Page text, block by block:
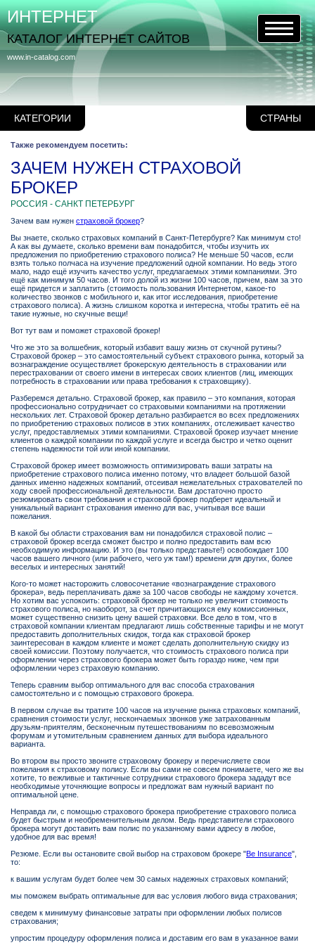
КАТЕГОРИИ СТРАНЫ
www.in-catalog.com
ИНТЕРНЕТ
КАТАЛОГ ИНТЕРНЕТ САЙТОВ
Также рекомендуем посетить:
ЗАЧЕМ НУЖЕН СТРАХОВОЙ
БРОКЕР
РОССИЯ - САНКТ ПЕТЕРБУРГ
Зачем вам нужен страховой брокер?
Вы знаете, сколько страховых компаний в Санкт-Петербурге? Как минимум сто!
А как вы думаете, сколько времени вам понадобится, чтобы изучить их
предложения по приобретению страхового полиса? Не меньше 50 часов, если
взять только полчаса на изучение предложений одной компании. Но ведь этого
мало, надо ещё изучить качество услуг, предлагаемых этими компаниями. Это
ещё как минимум 50 часов. И того долой из жизни 100 часов, причем, вам за это
ещё придется и заплатить (стоимость пользования Интернетом, какое-то
количество звонков с мобильного и, как итог исследования, приобретение
страхового полиса). А жизнь слишком коротка и интересна, чтобы тратить её на
такие нужные, но скучные вещи!
Вот тут вам и поможет страховой брокер!
Что же это за волшебник, который избавит вашу жизнь от скучной рутины?
Страховой брокер – это самостоятельный субъект страхового рынка, который за
вознаграждение осуществляет брокерскую деятельность в страховании или
перестраховании от своего имени в интересах своих клиентов (лиц, имеющих
потребность в страховании или права требования к страховщику).
Разберемся детально. Страховой брокер, как правило – это компания, которая
профессионально сотрудничает со страховыми компаниями на протяжении
нескольких лет. Страховой брокер детально разбирается во всех предложениях
по приобретению страховых полисов в этих компаниях, отслеживает качество
услуг, предоставляемых этими компаниями. Страховой брокер изучает мнение
клиентов о каждой компании по каждой услуге и всегда быстро и четко оценит
степень надежности той или иной компании.
Страховой брокер имеет возможность оптимизировать ваши затраты на
приобретение страхового полиса именно потому, что владеет большой базой
данных именно надежных компаний, отсеивая нежелательных страхователей по
ходу своей профессиональной деятельности. Вам достаточно просто
резюмировать свои требования и страховой брокер подберет идеальный и
уникальный вариант страхования именно для вас, учитывая все ваши
пожелания.
В какой бы области страхования вам ни понадобился страховой полис –
страховой брокер всегда сможет быстро и полно предоставить вам всю
необходимую информацию. И это (вы только представьте!) освобождает 100
часов вашего личного (или рабочего, чего уж там!) времени для других, более
веселых и интересных занятий!
Кого-то может насторожить словосочетание «вознаграждение страхового
брокера», ведь переплачивать даже за 100 часов свободы не каждому хочется.
Но хотим вас успокоить: страховой брокер не только не увеличит стоимость
страхового полиса, но наоборот, за счет причитающихся ему комиссионных,
может существенно снизить цену вашей страховки. Все дело в том, что в
страховой компании клиентам предлагают лишь собственные тарифы и не могут
предоставить дополнительных скидок, тогда как страховой брокер
заинтересован в каждом клиенте и может сделать дополнительную скидку из
своей комиссии. Поэтому получается, что стоимость страхового полиса при
оформлении через страхового брокера может быть гораздо ниже, чем при
оформлении через страховую компанию.
Теперь сравним выбор оптимального для вас способа страхования
самостоятельно и с помощью страхового брокера.
В первом случае вы тратите 100 часов на изучение рынка страховых компаний,
сравнения стоимости услуг, нескончаемых звонков уже затрахованным
друзьям-приятелям, бесконечным путешествованиям по всевозможным
форумам и утомительным сравнением данных для выбора идеального
варианта.
Во втором вы просто звоните страховому брокеру и перечисляете свои
пожелания к страховому полису. Если вы сами не совсем понимаете, чего же вы
хотите, то вежливые и тактичные сотрудники страхового брокера зададут все
необходимые уточняющие вопросы и предложат вам нужный вариант по
оптимальной цене.
Неправда ли, с помощью страхового брокера приобретение страхового полиса
будет быстрым и необременительным делом. Ведь представители страхового
брокера могут доставить вам полис по указанному вами адресу в любое,
удобное для вас время!
Резюме. Если вы остановите свой выбор на страховом брокере "Be Insurance",
то:
к вашим услугам будет более чем 30 самых надежных страховых компаний;
мы поможем выбрать оптимальные для вас условия любого вида страхования;
сведем к минимуму финансовые затраты при оформлении любых полисов
страхования;
упростим процедуру оформления полиса и доставим его вам в указанное вами